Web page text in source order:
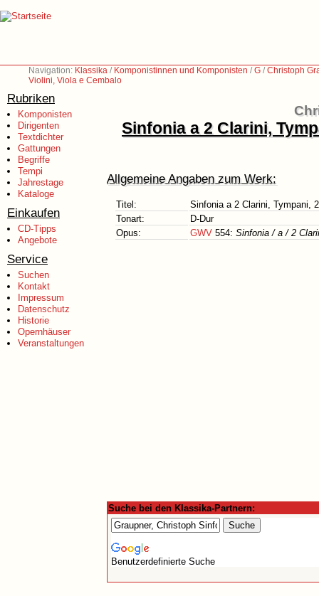
Navigation: Klassika / Komponistinnen und Komponisten /G /Christoph
Violini, Viola e Cembalo
Rubriken
Komponisten
Dirigenten
Textdichter
Gattungen
Begriffe
Tempi
Jahrestage
Kataloge
Einkaufen
CD-Tipps
Angebote
Service
Suchen
Kontakt
Impressum
Datenschutz
Historie
Opernhäuser
Veranstaltungen
Sinfonia a 2 Clarini,
Allgemeine Angaben zum Werk:
Titel:
Sinfonia a 2 Clarini, Tympani,
Tonart:
D-Dur
Opus:
GWV 554: Sinfonia / a / 2
Suche bei den Klassika-Partnern:
Benutzerdefinierte Suche